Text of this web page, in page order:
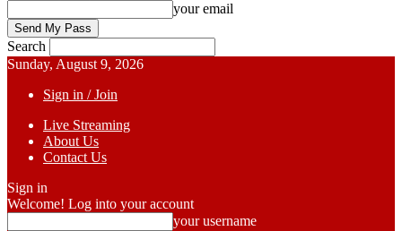
your email
Search
Sunday, August 9, 2026
Sign in / Join
Live Streaming
About Us
Contact Us
Sign in
Welcome! Log into your account
your username